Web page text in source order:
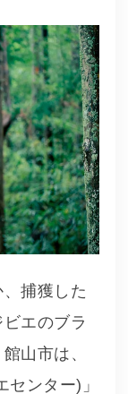
捕獲した
エのブラ
山市は、
センター)」